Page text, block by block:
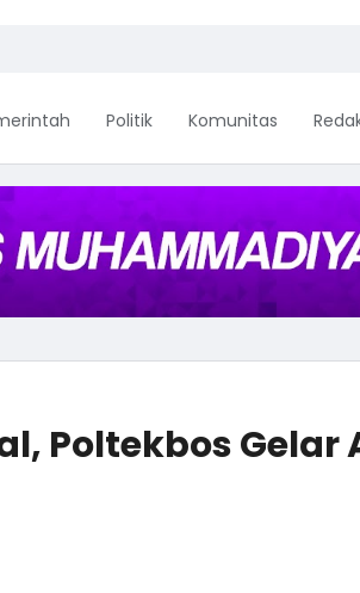
Politik Komunitas
Poltekbos Gelar